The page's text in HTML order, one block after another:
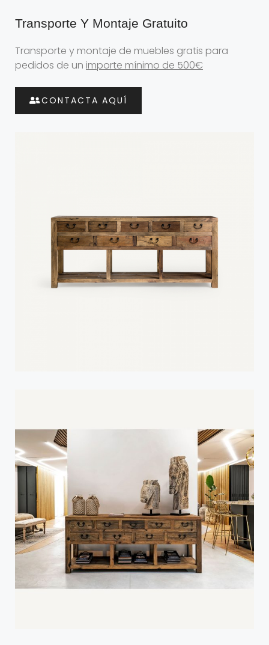
Transporte Y Montaje Gratuito
Transporte y montaje de muebles gratis para
pedidos de un importe mínimo de 500€
CONTACTA AQUÍ